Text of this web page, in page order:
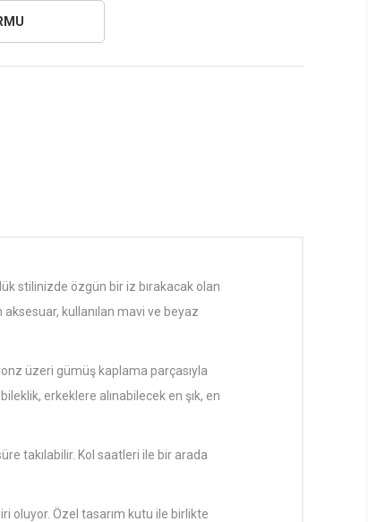
stilinizde özgün bir iz bırakacak olan
kullanılan mavi ve beyaz
üzeri gümüş kaplama parçasıyla
erkeklere alınabilecek en şık, en
takılabilir. Kol saatleri ile bir arada
oluyor. Özel tasarım kutu ile birlikte